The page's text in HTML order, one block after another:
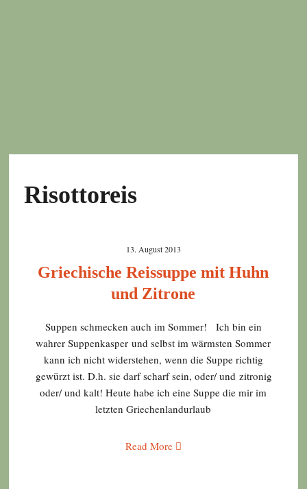
Risottoreis
13. August 2013
Griechische Reissuppe mit Huhn
und Zitrone
Suppen schmecken auch im Sommer! Ich bin ein
wahrer Suppenkasper und selbst im wärmsten Sommer
kann ich nicht widerstehen, wenn die Suppe richtig
gewürzt ist. D.h. sie darf scharf sein, oder/ und zitronig
oder/ und kalt! Heute habe ich eine Suppe die mir im
letzten Griechenlandurlaub
Read More